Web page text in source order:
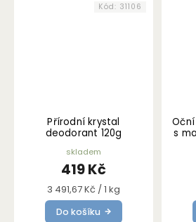
Přírodní krystal
deodorant 120g
skladem
419 Kč
Měrná
cena:
3 491,67 Kč / 1 kg
Do košíku
Kód: 31106
s